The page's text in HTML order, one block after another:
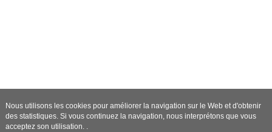
Nous utilisons les cookies pour améliorer la navigation sur le Web et d'obtenir
des statistiques. Si vous continuez la navigation, nous interprétons que vous
acceptez son utilisation. .